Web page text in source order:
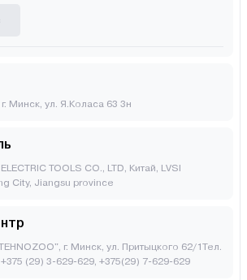
Минск, ул. Я.Коласа 63 3н
TOOLS CO., LTD, Китай, LVSI
City, Jiangsu province
г. Минск, ул. Притыцкого 62/1Тел.
(29) 3-629-629, +375(29) 7-629-629